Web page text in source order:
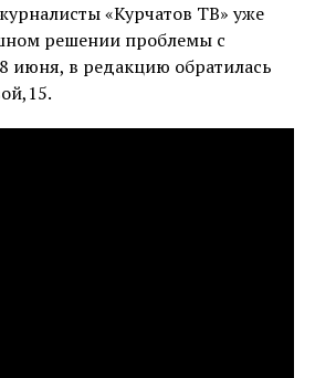
«Курчатов ТВ» уже
решении проблемы с
июня, в редакцию обратилась